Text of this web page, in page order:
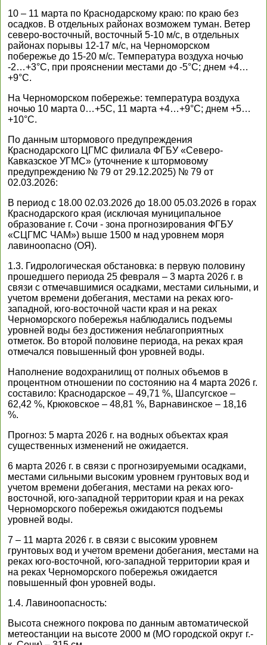
10 – 11 марта по Краснодарскому краю: по краю без
осадков. В отдельных районах возможем туман. Ветер
северо-восточный, восточный 5-10 м/с, в отдельных
районах порывы 12-17 м/с, на Черноморском
побережье до 15-20 м/с. Температура воздуха ночью
-2…+3°С, при прояснении местами до -5°С; днем +4…
+9°С.
На Черноморском побережье: температура воздуха
ночью 10 марта 0…+5С, 11 марта +4…+9°С; днем +5…
+10°С.
По данным штормового предупреждения
Краснодарского ЦГМС филиала ФГБУ «Северо-
Кавказское УГМС» (уточнение к штормовому
предупреждению № 79 от 29.12.2025) № 79 от
02.03.2026:
В период с 18.00 02.03.2026 до 18.00 05.03.2026 в горах
Краснодарского края (исключая муниципальное
образование г. Сочи - зона прогнозирования ФГБУ
«СЦГМС ЧАМ») выше 1500 м над уровнем моря
лавиноопасно (ОЯ).
1.3. Гидрологическая обстановка: в первую половину
прошедшего периода 25 февраля – 3 марта 2026 г. в
связи с отмечавшимися осадками, местами сильными, и
учетом времени добегания, местами на реках юго-
западной, юго-восточной части края и на реках
Черноморского побережья наблюдались подъемы
уровней воды без достижения неблагоприятных
отметок. Во второй половине периода, на реках края
отмечался повышенный фон уровней воды.
Наполнение водохранилищ от полных объемов в
процентном отношении по состоянию на 4 марта 2026 г.
составило: Краснодарское – 49,71 %, Шапсугское –
62,42 %, Крюковское – 48,81 %, Варнавинское – 18,16
%.
Прогноз: 5 марта 2026 г. на водных объектах края
существенных изменений не ожидается.
6 марта 2026 г. в связи с прогнозируемыми осадками,
местами сильными высоким уровнем грунтовых вод и
учетом времени добегания, местами на реках юго-
восточной, юго-западной территории края и на реках
Черноморского побережья ожидаются подъемы
уровней воды.
7 – 11 марта 2026 г. в связи с высоким уровнем
грунтовых вод и учетом времени добегания, местами на
реках юго-восточной, юго-западной территории края и
на реках Черноморского побережья ожидается
повышенный фон уровней воды.
1.4. Лавиноопасность:
Высота снежного покрова по данным автоматической
метеостанции на высоте 2000 м (МО городской округ г.-